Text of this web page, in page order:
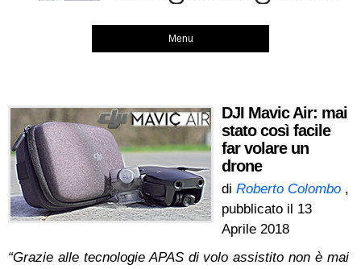
Menu
DJI Mavic Air: mai
stato così facile
far volare un
drone
di Roberto Colombo ,
pubblicato il 13
Aprile 2018
“Grazie alle tecnologie APAS di volo assistito non è mai